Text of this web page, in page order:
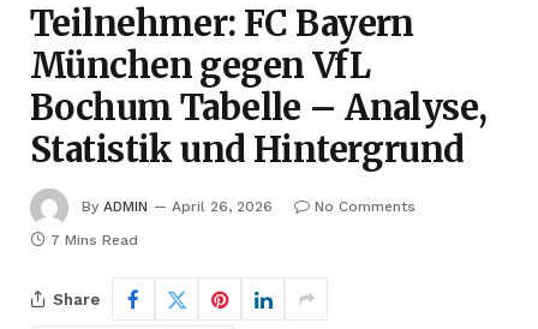
Teilnehmer: FC Bayern
München gegen VfL
Bochum Tabelle – Analyse,
Statistik und Hintergrund
By ADMIN April 26, 2026
No Comments
7 Mins Read
Share